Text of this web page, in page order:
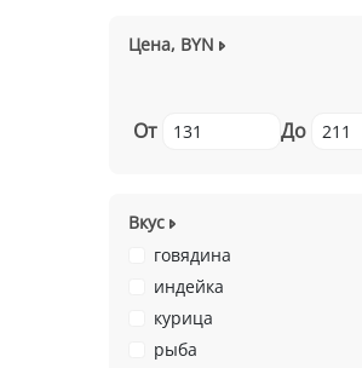
Цена, BYN
От До
Вкус
говядина
индейка
курица
рыба